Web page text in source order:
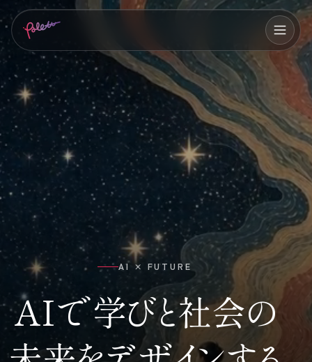
AI × FUTURE
AIで学びと社会の